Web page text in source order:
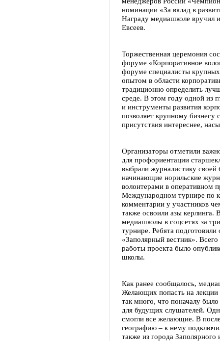
номинации «За вклад в
Награду медиашколе вручил
Евсеев.
Торжественная церемония
форуме «Корпоративное
форуме специалисты
опытом в области
традиционно определить
среде. В этом году одной из
и инструменты развития
позволяет крупному бизнесу
присутствия интереснее,
Организаторы отметили
для профориентации
выбрали журналистику
начинающие норильские
волонтерами в оперативном
Международном турнире по
комментарии у участников
также освоили азы керлинга.
медиашколы в соцсетях за
турнире. Ребята
«Заполярный вестник».
работы проекта было
школы.
Как ранее сообщалось,
Желающих попасть на лекции
так много, что поначалу
для будущих слушателей.
смогли все желающие. В
географию – к нему
также из города